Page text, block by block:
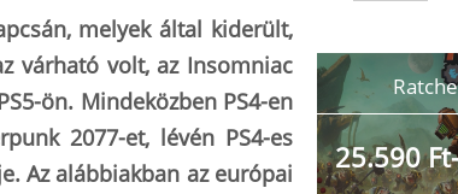
melyek által kiderült,
várható volt, az Insomniac
ön. Mindeközben PS4-en
2077-et, lévén PS4-es
Az alábbiakban az európai
25.590